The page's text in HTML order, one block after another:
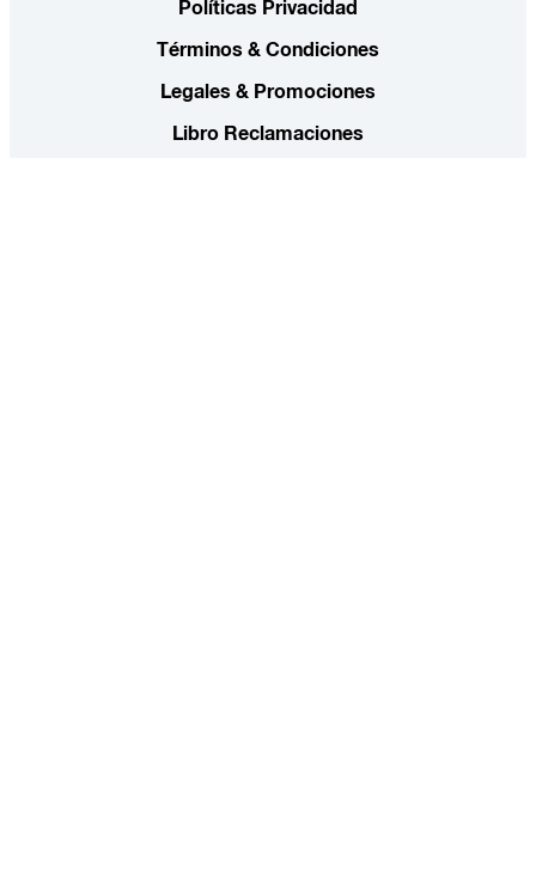
Políticas Privacidad
Términos & Condiciones
Legales & Promociones
Libro Reclamaciones